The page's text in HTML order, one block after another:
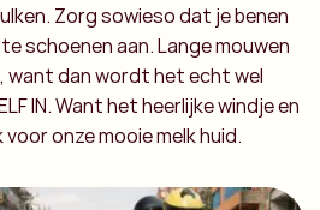
Zorg sowieso dat je benen
schoenen aan. Lange mouwen
want dan wordt het echt wel
IN. Want het heerlijke windje en
onze mooie melk huid.